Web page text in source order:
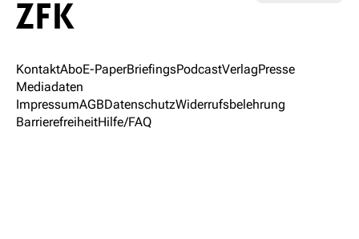
KontaktAboE-PaperBriefingsPodcastVerlagPresse
Mediadaten
ImpressumAGBDatenschutzWiderrufsbelehrung
BarrierefreiheitHilfe/FAQ